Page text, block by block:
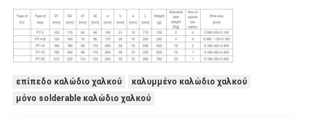
επίπεδο καλώδιο χαλκού
καλυμμένο καλώδιο χαλκού
μόνο solderable καλώδιο χαλκού